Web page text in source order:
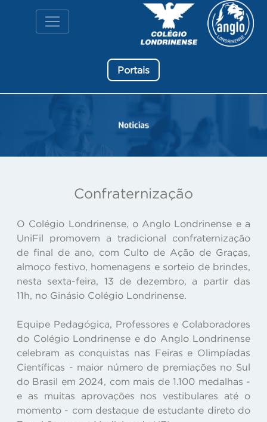
Portais
Confraternização
O Colégio Londrinense, o Anglo Londrinense e a
UniFil promovem a tradicional confraternização
de final de ano, com Culto de Ação de Graças,
almoço festivo, homenagens e sorteio de brindes,
nesta sexta-feira, 13 de dezembro, a partir das
11h, no Ginásio Colégio Londrinense.
Equipe Pedagógica, Professores e Colaboradores
do Colégio Londrinense e do Anglo Londrinense
celebram as conquistas nas Feiras e Olimpíadas
Científicas - maior número de premiações no Sul
do Brasil em 2024, com mais de 1.100 medalhas -
e as muitas aprovações nos vestibulares até o
momento - com destaque de estudante direto do